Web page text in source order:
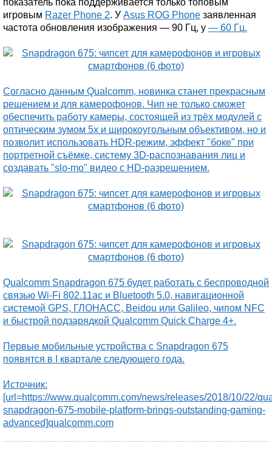
показатель пока поддерживается только топовым
игровым Razer Phone 2. У Asus ROG Phone заявленная
частота обновления изображения — 90 Гц, у — 60 Гц.
Согласно данным Qualcomm, новинка станет прекрасным
решением и для камерофонов. Чип не только сможет
обеспечить работу камеры, состоящей из трёх модулей с
оптическим зумом 5х и широкоугольным объективом, но и
позволит использовать HDR-режим, эффект "боке" при
портретной съёмке, систему 3D-распознавания лиц и
создавать "slo-mo" видео с HD-разрешением.
Qualcomm Snapdragon 675 будет работать с беспроводной
связью Wi-Fi 802.11ac и Bluetooth 5.0, навигационной
системой GPS, ГЛОНАСС, Beidou или Galileo, чипом NFC
и быстрой подзарядкой Qualcomm Quick Charge 4+.
Первые мобильные устройства с Snapdragon 675
появятся в I квартале следующего года.
Источник:
[url=https://www.qualcomm.com/news/releases/2018/10/22/
snapdragon-675-mobile-platform-brings-outstanding-gaming-
advanced]qualcomm.com